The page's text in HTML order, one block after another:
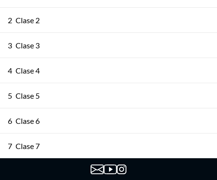
2 Clase 2
3 Clase 3
4 Clase 4
5 Clase 5
6 Clase 6
7 Clase 7